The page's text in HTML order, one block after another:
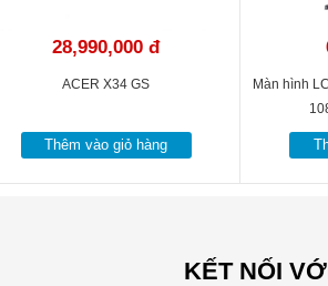
28,990,000 đ
ACER X34 GS
Thêm vào giỏ hàng
Màn hình
KẾT NỐI